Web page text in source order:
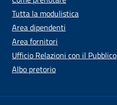
Tutta la modulistica
Area dipendenti
Area fornitori
Ufficio Relazioni con il Pubblico
Albo pretorio